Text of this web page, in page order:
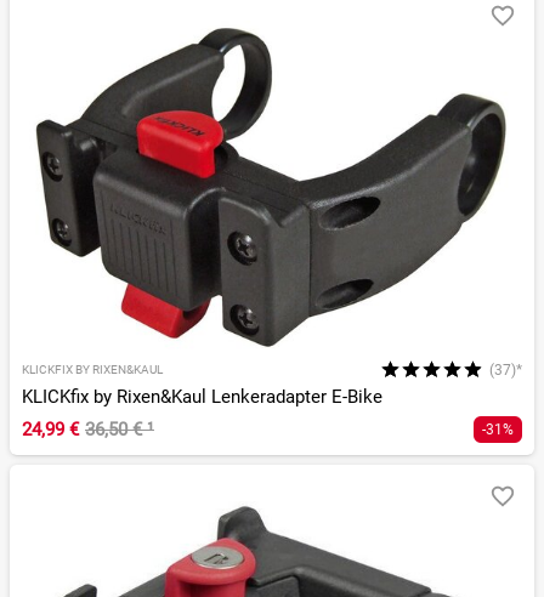
KLICKFIX BY RIXEN&KAUL (37)*
KLICKfix by Rixen&Kaul Lenkeradapter E-Bike
24,99 € 36,50 €¹ -31%